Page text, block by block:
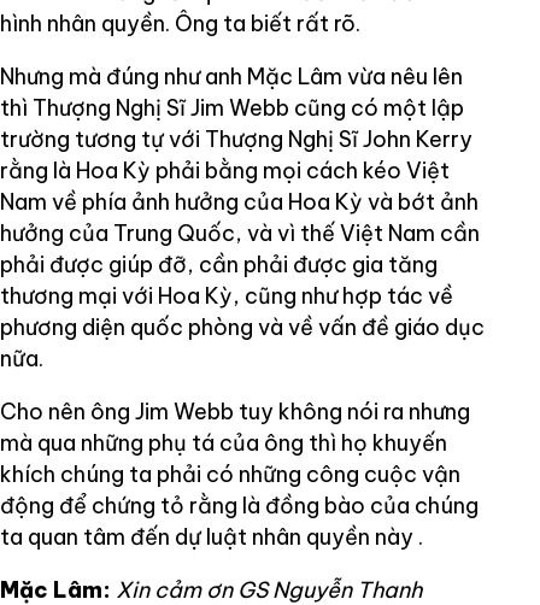
hình nhân quyền. Ông ta biết rất rõ.
Nhưng mà đúng như anh Mặc Lâm vừa nêu lên
thì Thượng Nghị Sĩ Jim Webb cũng có một lập
trường tương tự với Thượng Nghị Sĩ John Kerry
rằng là Hoa Kỳ phải bằng mọi cách kéo Việt
Nam về phía ảnh hưởng của Hoa Kỳ và bớt ảnh
hưởng của Trung Quốc, và vì thế Việt Nam cần
phải được giúp đỡ, cần phải được gia tăng
thương mại với Hoa Kỳ, cũng như hợp tác về
phương diện quốc phòng và về vấn đề giáo dục
nữa.
Cho nên ông Jim Webb tuy không nói ra nhưng
mà qua những phụ tá của ông thì họ khuyến
khích chúng ta phải có những công cuộc vận
động để chứng tỏ rằng là đồng bào của chúng
ta quan tâm đến dự luật nhân quyền này .
Mặc Lâm: Xin cảm ơn GS Nguyễn Thanh